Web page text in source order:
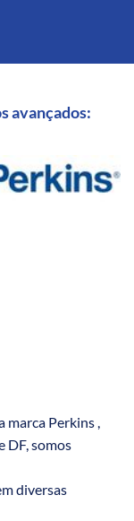
avançados:
marca Perkins ,
DF, somos
diversas